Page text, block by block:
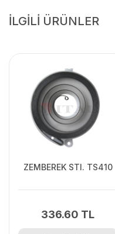
İLGİLİ ÜRÜNLER
ZEMBEREK STI. TS410
336.60 TL